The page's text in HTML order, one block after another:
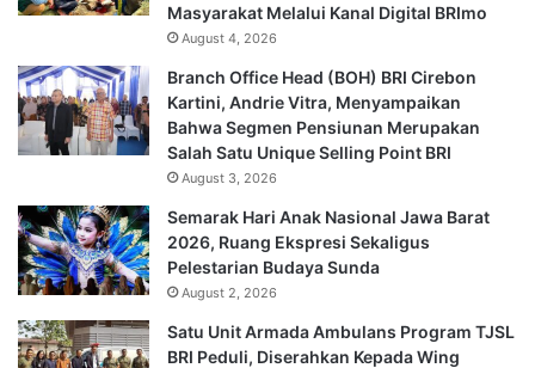
Masyarakat Melalui Kanal Digital BRImo
August 4, 2026
Branch Office Head (BOH) BRI Cirebon
Kartini, Andrie Vitra, Menyampaikan
Bahwa Segmen Pensiunan Merupakan
Salah Satu Unique Selling Point BRI
August 3, 2026
Semarak Hari Anak Nasional Jawa Barat
2026, Ruang Ekspresi Sekaligus
Pelestarian Budaya Sunda
August 2, 2026
Satu Unit Armada Ambulans Program TJSL
BRI Peduli, Diserahkan Kepada Wing